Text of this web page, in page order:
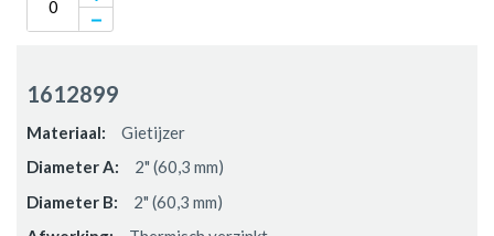
1612899
Gietijzer
2" (60,3 mm)
2" (60,3 mm)